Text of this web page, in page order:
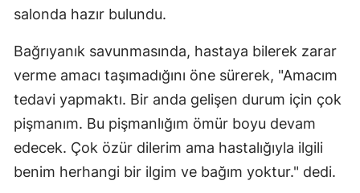
salonda hazır bulundu.
Bağrıyanık savunmasında, hastaya bilerek zarar
verme amacı taşımadığını öne sürerek, "Amacım
tedavi yapmaktı. Bir anda gelişen durum için çok
pişmanım. Bu pişmanlığım ömür boyu devam
edecek. Çok özür dilerim ama hastalığıyla ilgili
benim herhangi bir ilgim ve bağım yoktur." dedi.